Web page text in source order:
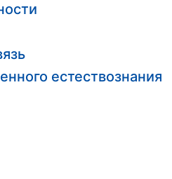
естествознания